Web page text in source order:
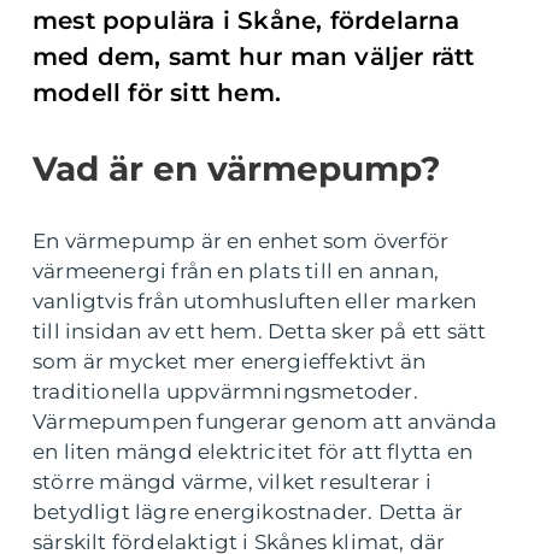
mest populära i Skåne, fördelarna
med dem, samt hur man väljer rätt
modell för sitt hem.
Vad är en värmepump?
En värmepump är en enhet som överför
värmeenergi från en plats till en annan,
vanligtvis från utomhusluften eller marken
till insidan av ett hem. Detta sker på ett sätt
som är mycket mer energieffektivt än
traditionella uppvärmningsmetoder.
Värmepumpen fungerar genom att använda
en liten mängd elektricitet för att flytta en
större mängd värme, vilket resulterar i
betydligt lägre energikostnader. Detta är
särskilt fördelaktigt i Skånes klimat, där